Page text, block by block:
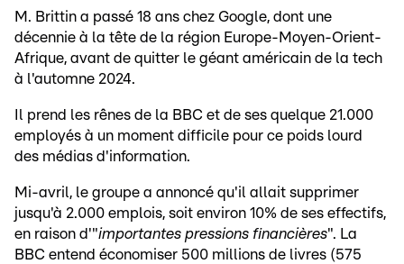
M. Brittin a passé 18 ans chez Google, dont une
décennie à la tête de la région Europe-Moyen-Orient-
Afrique, avant de quitter le géant américain de la tech
à l'automne 2024.
Il prend les rênes de la BBC et de ses quelque 21.000
employés à un moment difficile pour ce poids lourd
des médias d'information.
Mi-avril, le groupe a annoncé qu'il allait supprimer
jusqu'à 2.000 emplois, soit environ 10% de ses effectifs,
en raison d'"importantes pressions financières". La
BBC entend économiser 500 millions de livres (575